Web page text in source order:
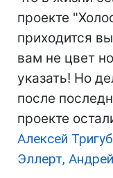
проекте
приходится
вам не цвет
указать! Но
после
проекте
Алексей
Эллерт,